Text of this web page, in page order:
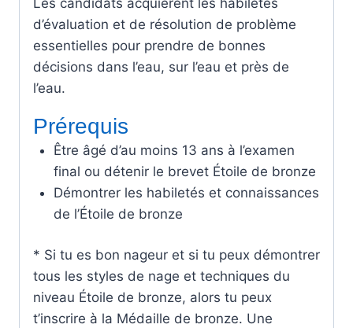
d’évaluation et de résolution de problème
essentielles pour prendre de bonnes
décisions dans l’eau, sur l’eau et près de
l’eau.
Prérequis
Être âgé d’au moins 13 ans à l’examen
final ou détenir le brevet Étoile de bronze
Démontrer les habiletés et connaissances
de l’Étoile de bronze
* Si tu es bon nageur et si tu peux démontrer
tous les styles de nage et techniques du
niveau Étoile de bronze, alors tu peux
t’inscrire à la Médaille de bronze. Une